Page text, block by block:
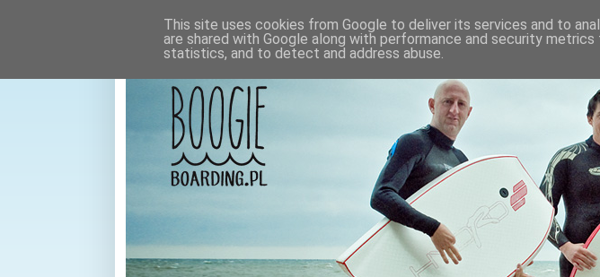
This site uses cookies from Google to deliver its services and to
are shared with Google along with performance and security
statistics, and to detect and address abuse.